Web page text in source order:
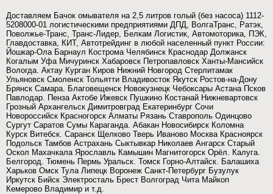
Доставляем Бачок омывателя на 2,5 литров голый (без насоса) 1112-
5208000-01 логистическими предприятиями ДПД, ВолгаТранс, Ратэк,
Поволжье-Транс, Транс-Лидер, Белкам Логистик, Автомоторика, ПЭК,
Главдоставка, КИТ, Автотрейдинг в любой населенный пункт России:
Йошкар-Ола Барнаул Кострома Челябинск Краснодар Должанск
Когалым Уфа Мичуринск Хабаровск Петропавловск Ханты-Мансийск
Вологда. Актау Курган Киров Нижний Новгород Стерлитамак
Ульяновск Смоленск Тольятти Владивосток Якутск Ростов-на-Дону
Брянск Самара. Благовещенск Новокузнецк Чебоксары Астана Псков
Павлодар. Пенза Актобе Ижевск Пушкино Костанай Нижневартовск
Грозный Архангельск Димитровград Екатеринбург Сочи
Новороссийск Красногорск Алматы Рязань Ставрополь Одинцово
Сургут Саратов Сумы Караганда. Абакан Новосибирск Коломна
Курск Витебск. Саранск Щелково Тверь Иваново Москва Красноярск
Подольск Тамбов Астрахань Сыктывкар Николаев Ангарск Старый
Оскол Махачкала Ярославль Камышин Магнитогорск Орёл. Калуга.
Белгород. Тюмень Пермь Уральск. Томск Горно-Алтайск. Балашиха
Харьков Омск Тула Липецк Воронеж Санкт-Петербург Бузулук
Иркутск Бийск Электросталь Брест Волгоград Чита Майкоп
Кемерово Владимир и т.д.